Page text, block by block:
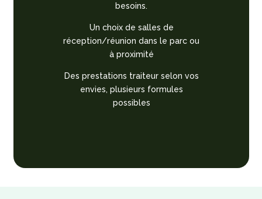
besoins.
Un choix de salles de
réception/réunion dans le parc ou
à proximité
Des prestations traiteur selon vos
envies, plusieurs formules
possibles